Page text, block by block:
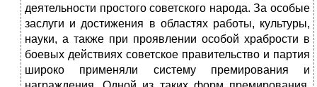
деятельности простого советского народа. За особые
заслуги и достижения в областях работы, культуры,
науки, а также при проявлении особой храбрости в
боевых действиях советское правительство и партия
широко применяли систему премирования и